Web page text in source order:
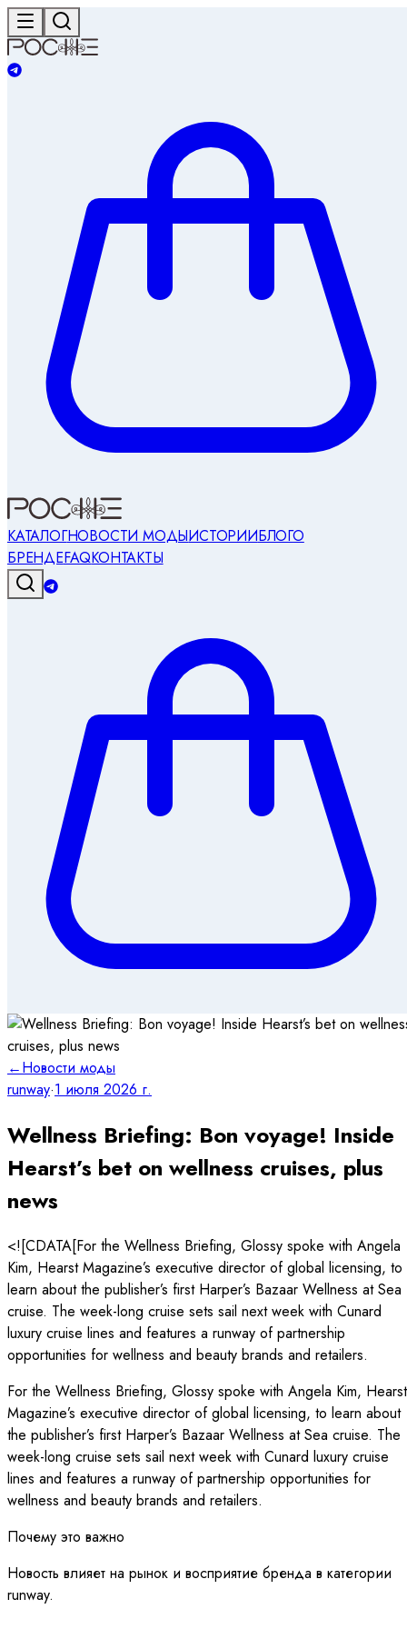
КАТАЛОГНОВОСТИ МОДЫИСТОРИИБЛОГО
БРЕНДЕFAQКОНТАКТЫ
←Новости моды
runway·1 июля 2026 г.
Wellness Briefing: Bon voyage! Inside
Hearst’s bet on wellness cruises, plus
news
<![CDATA[For the Wellness Briefing, Glossy spoke with Angela
Kim, Hearst Magazine’s executive director of global licensing, to
learn about the publisher’s first Harper’s Bazaar Wellness at Sea
cruise. The week-long cruise sets sail next week with Cunard
luxury cruise lines and features a runway of partnership
opportunities for wellness and beauty brands and retailers.
For the Wellness Briefing, Glossy spoke with Angela Kim, Hearst
Magazine’s executive director of global licensing, to learn about
the publisher’s first Harper’s Bazaar Wellness at Sea cruise. The
week-long cruise sets sail next week with Cunard luxury cruise
lines and features a runway of partnership opportunities for
wellness and beauty brands and retailers.
Почему это важно
Новость влияет на рынок и восприятие бренда в категории
runway.